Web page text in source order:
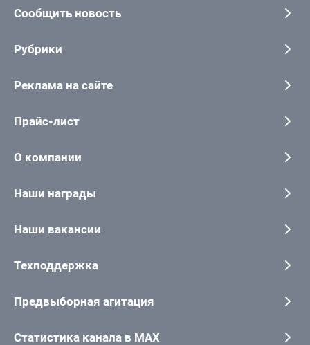
Сообщить новость
Рубрики
Реклама на сайте
Прайс-лист
О компании
Наши награды
Наши вакансии
Техподдержка
Предвыборная агитация
Статистика канала в MAX